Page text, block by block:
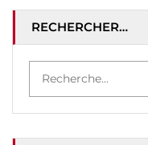
RECHERCHER…